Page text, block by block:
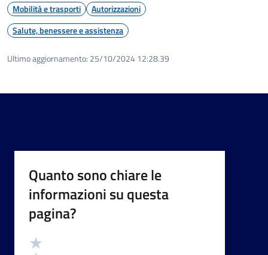
Mobilità e trasporti
Autorizzazioni
Salute, benessere e assistenza
Ultimo aggiornamento: 25/10/2024 12:28.39
Quanto sono chiare le
informazioni su questa
pagina?
Valutazione